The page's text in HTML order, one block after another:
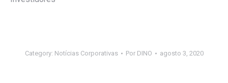
Category: Notícias Corporativas Por DINO agosto 3, 2020